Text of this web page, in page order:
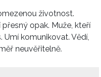
životnost.
opak. Muže, kteří
komunikovat. Vědí,
neuvěřitelně.